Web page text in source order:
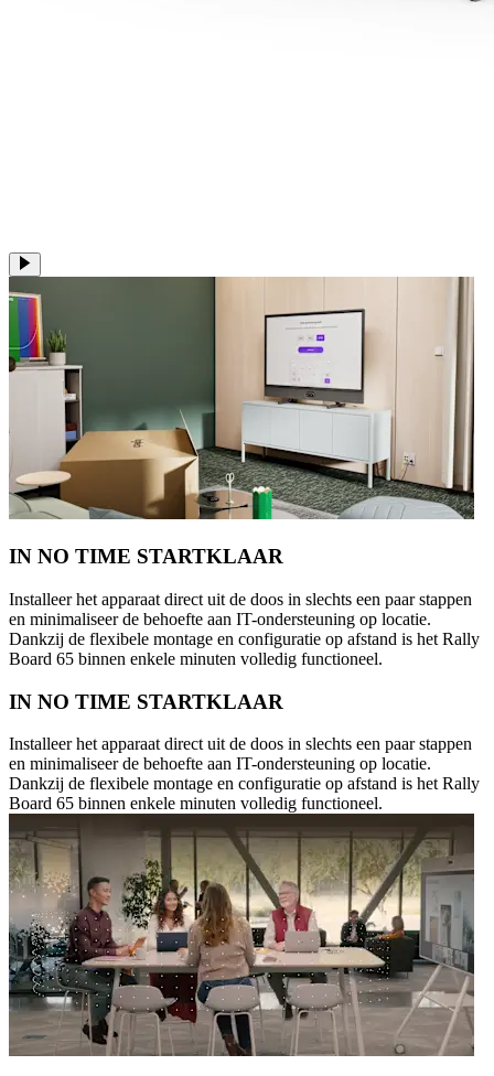
IN NO TIME STARTKLAAR
Installeer het apparaat direct uit de doos in slechts een paar stappen
en minimaliseer de behoefte aan IT-ondersteuning op locatie.
Dankzij de flexibele montage en configuratie op afstand is het Rally
Board 65 binnen enkele minuten volledig functioneel.
IN NO TIME STARTKLAAR
Installeer het apparaat direct uit de doos in slechts een paar stappen
en minimaliseer de behoefte aan IT-ondersteuning op locatie.
Dankzij de flexibele montage en configuratie op afstand is het Rally
Board 65 binnen enkele minuten volledig functioneel.